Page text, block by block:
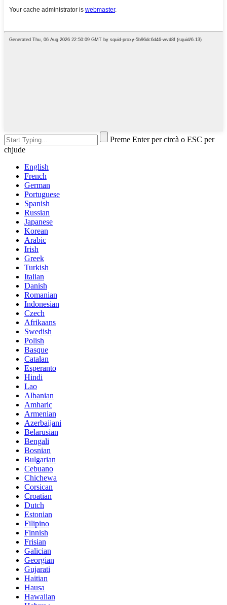
Preme Enter per circà o ESC per
chjude
English
French
German
Portuguese
Spanish
Russian
Japanese
Korean
Arabic
Irish
Greek
Turkish
Italian
Danish
Romanian
Indonesian
Czech
Afrikaans
Swedish
Polish
Basque
Catalan
Esperanto
Hindi
Lao
Albanian
Amharic
Armenian
Azerbaijani
Belarusian
Bengali
Bosnian
Bulgarian
Cebuano
Chichewa
Corsican
Croatian
Dutch
Estonian
Filipino
Finnish
Frisian
Galician
Georgian
Gujarati
Haitian
Hausa
Hawaiian